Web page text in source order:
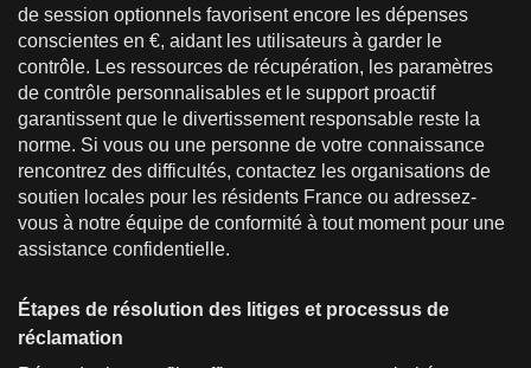
de session optionnels favorisent encore les dépenses
conscientes en €, aidant les utilisateurs à garder le
contrôle. Les ressources de récupération, les paramètres
de contrôle personnalisables et le support proactif
garantissent que le divertissement responsable reste la
norme. Si vous ou une personne de votre connaissance
rencontrez des difficultés, contactez les organisations de
soutien locales pour les résidents France ou adressez-
vous à notre équipe de conformité à tout moment pour une
assistance confidentielle.
Étapes de résolution des litiges et processus de
réclamation